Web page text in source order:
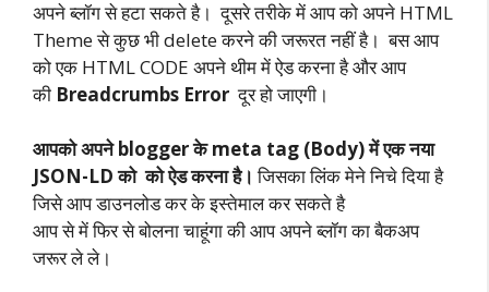
अपने ब्लॉग से हटा सकते है। दूसरे तरीके में आप को अपने HTML
Theme से कुछ भी delete करने की जरूरत नहीं है। बस आप
को एक HTML CODE अपने थीम में ऐड करना है और आप
की Breadcrumbs Error दूर हो जाएगी।
आपको अपने blogger के meta tag (Body) में एक नया
JSON-LD को को ऐड करना है।जिसका लिंक मेने निचे दिया है
जिसे आप डाउनलोड कर के इस्तेमाल कर सकते है
आप से में फिर से बोलना चाहूंगा की आप अपने ब्लॉग का बैकअप
जरूर ले ले।